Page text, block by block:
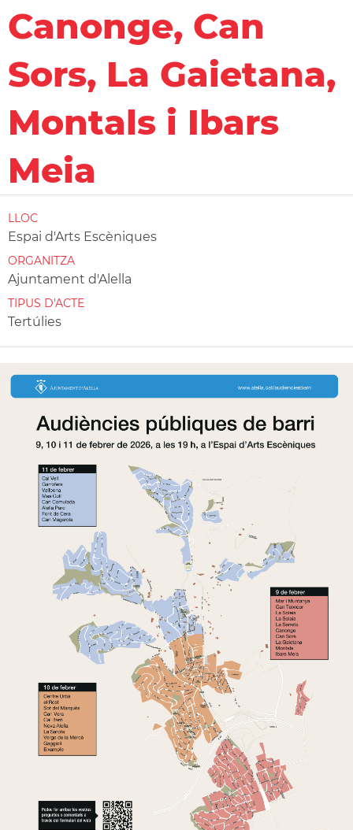
Canonge, Can
Sors, La Gaietana,
Montals i Ibars
Meia
LLOC
Espai d'Arts Escèniques
ORGANITZA
Ajuntament d'Alella
TIPUS D'ACTE
Tertúlies